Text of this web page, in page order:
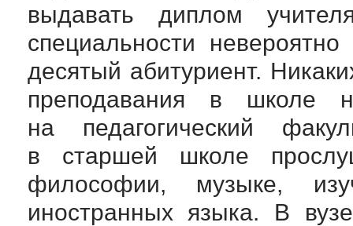
выдавать диплом
специальности
десятый абитуриент.
преподавания в школе
на педагогический
в старшей школе
философии, музыке,
иностранных языка. В